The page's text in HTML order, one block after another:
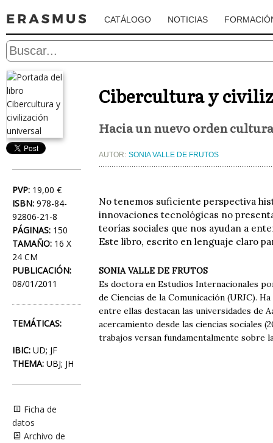
CATÁLOGO NOTICIAS
PVP: 19,00 €
ISBN: 978-84-
92806-21-8
PÁGINAS: 150
TAMAÑO: 16 X
24 CM
PUBLICACIÓN:
08/01/2011
TEMÁTICAS:
IBIC: UD; JF
THEMA: UBJ; JH
Ficha de
datos
Archivo de
Cibercultura y
Hacia un nuevo orden
AUTOR: SONIA VALLE DE FRUTOS
No tenemos suficiente perspectiva
innovaciones tecnológicas no
teorías sociales que nos ayudan a
Este libro, escrito en lenguaje claro
SONIA VALLE DE FRUTOS
Es doctora en Estudios Internacionales
de Ciencias de la Comunicación (URJC).
entre ellas destacan las universidades de
acercamiento desde las ciencias sociales
trabajos versan fundamentalmente sobre